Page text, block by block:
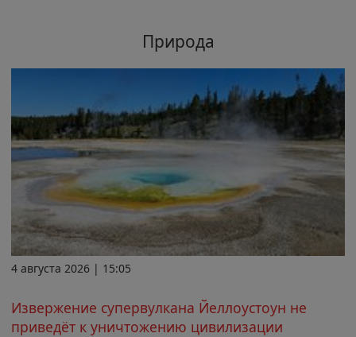
Природа
4 августа 2026 | 15:05
Извержение супервулкана Йеллоустоун не
приведёт к уничтожению цивилизации